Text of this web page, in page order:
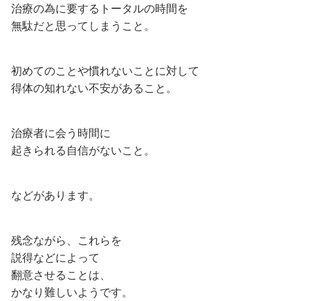
治療の為に要するトータルの時間を
無駄だと思ってしまうこと。
初めてのことや慣れないことに対して
得体の知れない不安があること。
治療者に会う時間に
起きられる自信がないこと。
などがあります。
残念ながら、これらを
説得などによって
翻意させることは、
かなり難しいようです。